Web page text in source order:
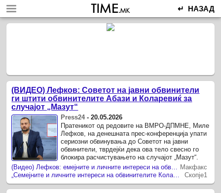
↵ НАЗАД
(ВИДЕО) Лефков: Советот на јавни обвинители
ги штити обвинителите Абази и Коларевиќ за
случајот „Мазут“
Press24-20.05.2026
Пратеникот од редовите на ВМРО-ДПМНЕ, Миле
Лефков, на денешната прес-конференција упати
сериозни обвинувања до Советот на јавни
обвинители, тврдејќи дека ова тело свесно го
блокира расчистувањето на случајот „Мазут“.
Макфакс
Скопје1